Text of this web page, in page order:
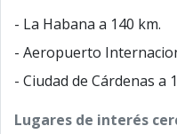
- La Habana a 140 km.
- Aeropuerto
- Ciudad de Cárdenas a
Lugares de interés